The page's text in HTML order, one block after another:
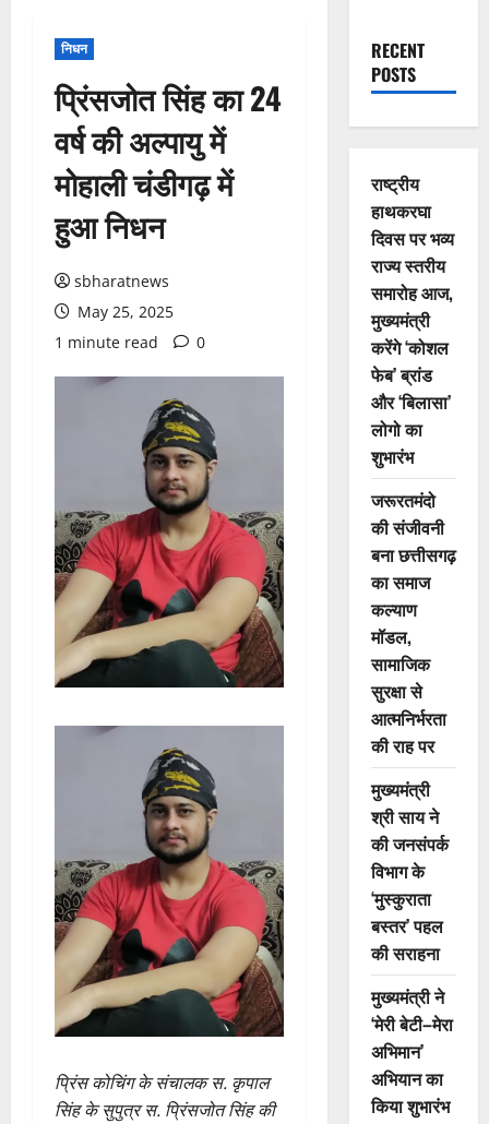
निधन
प्रिंसजोत सिंह का 24
वर्ष की अल्पायु में
मोहाली चंडीगढ़ में
हुआ निधन
sbharatnews
May 25, 2025
1 minute read
0
प्रिंस कोचिंग के संचालक स. कृपाल
सिंह के सुपुत्र स. प्रिंसजोत सिंह की
RECENT
POSTS
राष्ट्रीय
हाथकरघा
दिवस पर भव्य
राज्य स्तरीय
समारोह आज,
मुख्यमंत्री
करेंगे ‘कोशल
फेब’ ब्रांड
और ‘बिलासा’
लोगो का
शुभारंभ
जरूरतमंदो
की संजीवनी
बना छत्तीसगढ़
का समाज
कल्याण
मॉडल,
सामाजिक
सुरक्षा से
आत्मनिर्भरता
की राह पर
मुख्यमंत्री
श्री साय ने
की जनसंपर्क
विभाग के
‘मुस्कुराता
बस्तर’ पहल
की सराहना
मुख्यमंत्री ने
‘मेरी बेटी–मेरा
अभिमान’
अभियान का
किया शुभारंभ